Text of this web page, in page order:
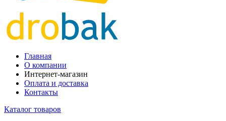
Главная
О компании
Интернет-магазин
Оплата и доставка
Контакты
Каталог товаров